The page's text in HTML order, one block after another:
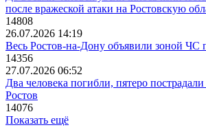
после вражеской атаки на Ростовскую
14808
26.07.2026 14:19
Весь Ростов-на-Дону объявили зоной ЧС
14356
27.07.2026 06:52
Два человека погибли, пятеро
Ростов
14076
Показать ещё